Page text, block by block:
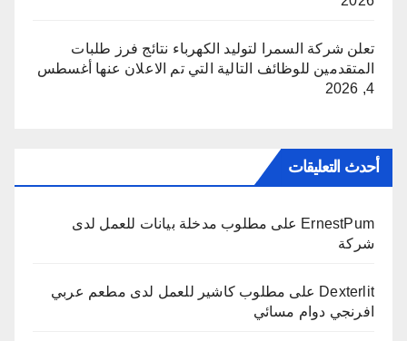
تعلن شركة السمرا لتوليد الكهرباء نتائج فرز طلبات
المتقدمين للوظائف التالية التي تم الاعلان عنها أغسطس
4, 2026
أحدث التعليقات
ErnestPum على مطلوب مدخلة بيانات للعمل لدى
شركة
Dexterlit على مطلوب كاشير للعمل لدى مطعم عربي
افرنجي دوام مسائي